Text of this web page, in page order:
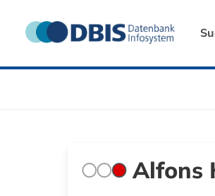
Alfons